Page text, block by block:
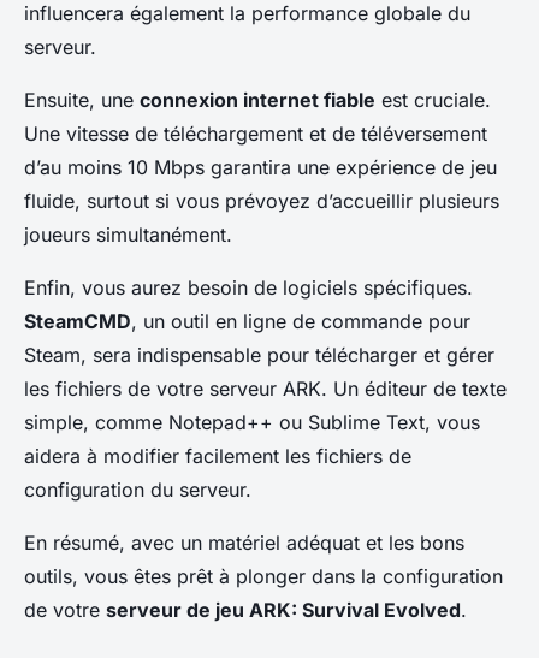
influencera également la performance globale du
serveur.
Ensuite, une connexion internet fiable est cruciale.
Une vitesse de téléchargement et de téléversement
d’au moins 10 Mbps garantira une expérience de jeu
fluide, surtout si vous prévoyez d’accueillir plusieurs
joueurs simultanément.
Enfin, vous aurez besoin de logiciels spécifiques.
SteamCMD, un outil en ligne de commande pour
Steam, sera indispensable pour télécharger et gérer
les fichiers de votre serveur ARK. Un éditeur de texte
simple, comme Notepad++ ou Sublime Text, vous
aidera à modifier facilement les fichiers de
configuration du serveur.
En résumé, avec un matériel adéquat et les bons
outils, vous êtes prêt à plonger dans la configuration
de votre serveur de jeu ARK: Survival Evolved.